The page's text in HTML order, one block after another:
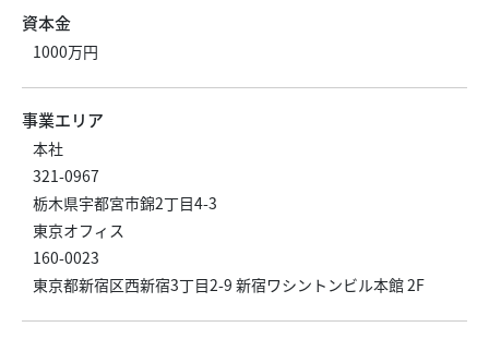
資本金
1000万円
事業エリア
本社
321-0967
栃木県宇都宮市錦2丁目4-3
東京オフィス
160-0023
東京都新宿区西新宿3丁目2-9 新宿ワシントンビル本館 2F